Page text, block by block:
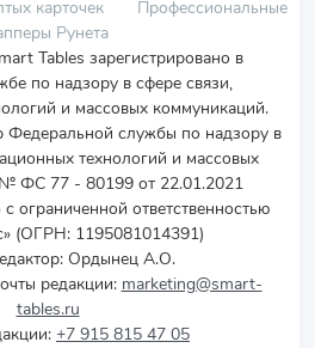
карточек
Профессиональные
Рунета
Tables зарегистрировано в
по надзору в сфере связи,
и массовых коммуникаций.
Федеральной службы по надзору в
технологий и массовых
ФС 77 - 80199 от 22.01.2021
ограниченной ответственностью
(ОГРН: 1195081014391)
Ордынец А.О.
редакции: marketing@smart-
tables.ru
+7 915 815 47 05